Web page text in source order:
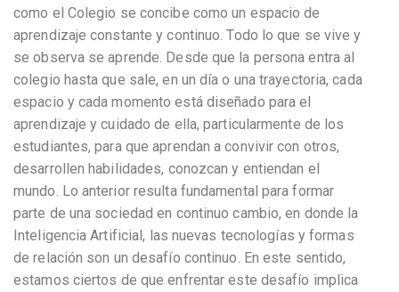
como el Colegio se concibe como un espacio de
aprendizaje constante y continuo. Todo lo que se vive y
se observa se aprende. Desde que la persona entra al
colegio hasta que sale, en un día o una trayectoria, cada
espacio y cada momento está diseñado para el
aprendizaje y cuidado de ella, particularmente de los
estudiantes, para que aprendan a convivir con otros,
desarrollen habilidades, conozcan y entiendan el
mundo. Lo anterior resulta fundamental para formar
parte de una sociedad en continuo cambio, en donde la
Inteligencia Artificial, las nuevas tecnologías y formas
de relación son un desafío continuo. En este sentido,
estamos ciertos de que enfrentar este desafío implica